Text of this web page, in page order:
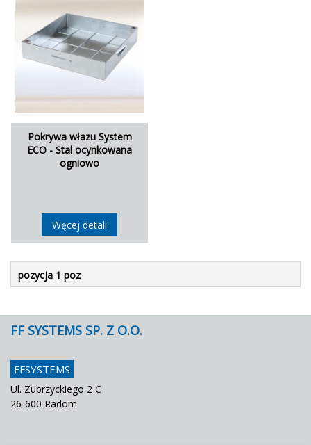
Pokrywa włazu System
ECO - Stal ocynkowana
ogniowo
Węcej detali
pozycja 1 poz
FF SYSTEMS SP. Z O.O.
FFSYSTEMS
Ul. Zubrzyckiego 2 C
26-600 Radom